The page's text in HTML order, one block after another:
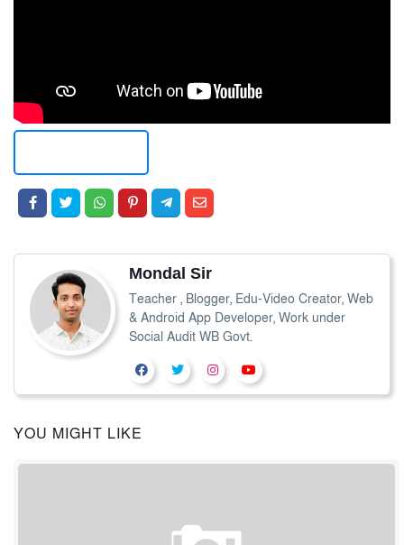
Mondal Sir
Teacher , Blogger, Edu-Video Creator, Web
& Android App Developer, Work under
Social Audit WB Govt.
YOU MIGHT LIKE